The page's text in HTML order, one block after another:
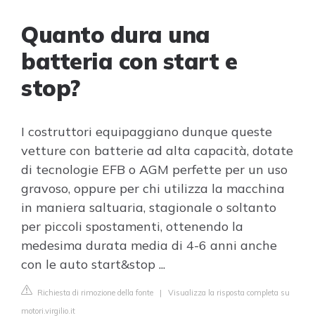
Quanto dura una
batteria con start e
stop?
I costruttori equipaggiano dunque queste
vetture con batterie ad alta capacità, dotate
di tecnologie EFB o AGM perfette per un uso
gravoso, oppure per chi utilizza la macchina
in maniera saltuaria, stagionale o soltanto
per piccoli spostamenti, ottenendo la
medesima durata media di 4-6 anni anche
con le auto start&stop ...
Richiesta di rimozione della fonte | Visualizza la risposta completa su
motori.virgilio.it